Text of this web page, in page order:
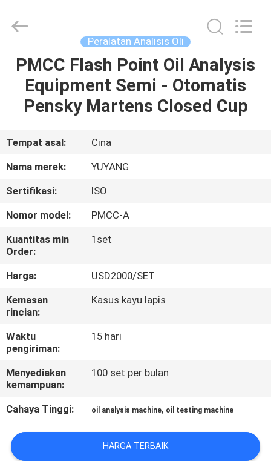
RUMAH
PRODUK
TAMPILAN
VR
TENTANG
KAMI
TUR
PABRIK
HUBUNGI
KAMI
BERITA
PERMINTAAN
PENAWARAN
INSTRUMENT
Reserved.
Peralatan Analisis Oli
PMCC Flash Point Oil Analysis
Equipment Semi - Otomatis
Pensky Martens Closed Cup
Tempat asal:
Cina
Nama merek:
YUYANG
Sertifikasi:
ISO
Nomor model:
PMCC-A
Kuantitas min
Order:
1set
Harga:
USD2000/SET
Kemasan
rincian:
Kasus kayu lapis
Waktu
pengiriman:
15 hari
Menyediakan
kemampuan:
100 set per bulan
Cahaya Tinggi: oil analysis machine, oil testing machine
HARGA TERBAIK